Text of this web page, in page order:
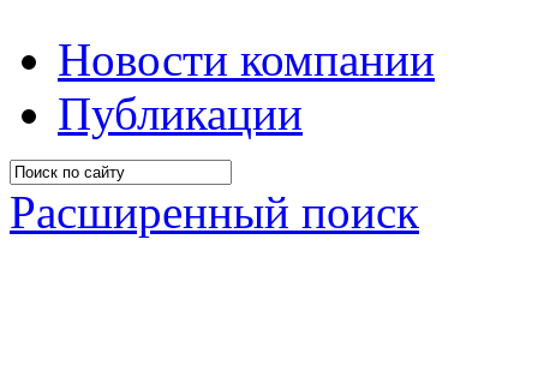
Новости компании
Публикации
Расширенный поиск